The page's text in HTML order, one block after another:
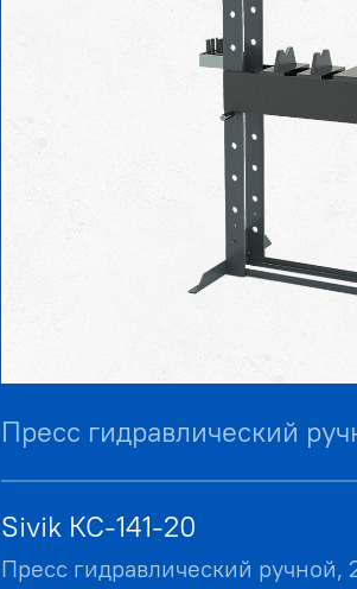
Пресс гидравлический
Sivik КС-141-20
Пресс гидравлический